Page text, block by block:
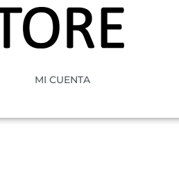
MI CUENTA